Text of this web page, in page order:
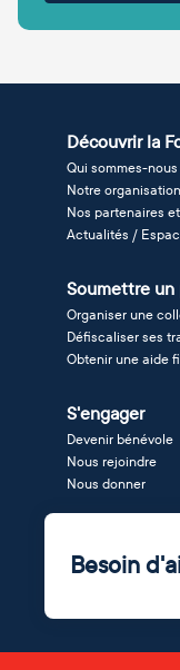
Découvrir la
Qui sommes-nous
Notre organisation
Nos partenaires
Actualités /
Soumettre un
Organiser une
Défiscaliser ses
Obtenir une aide
S'engager
Devenir bénévole
Nous rejoindre
Nous donner
Besoin